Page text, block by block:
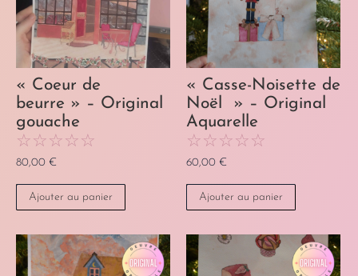
« Coeur de
beurre » – Original
gouache
☆☆☆☆☆
80,00 €
Ajouter au panier
« Casse-Noisette de
Noël » – Original
Aquarelle
☆☆☆☆☆
60,00 €
Ajouter au panier